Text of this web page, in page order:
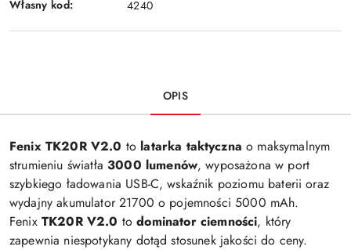
Własny kod: 4240
OPIS
Fenix TK20R V2.0 to latarka taktyczna o maksymalnym
strumieniu światła 3000 lumenów, wyposażona w port
szybkiego ładowania USB-C, wskaźnik poziomu baterii oraz
wydajny akumulator 21700 o pojemności 5000 mAh.
Fenix TK20R V2.0 to dominator ciemności, który
zapewnia niespotykany dotąd stosunek jakości do ceny.